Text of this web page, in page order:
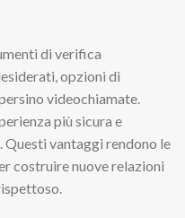
di verifica
opzioni di
videochiamate.
più sicura e
vantaggi rendono le
costruire nuove relazioni